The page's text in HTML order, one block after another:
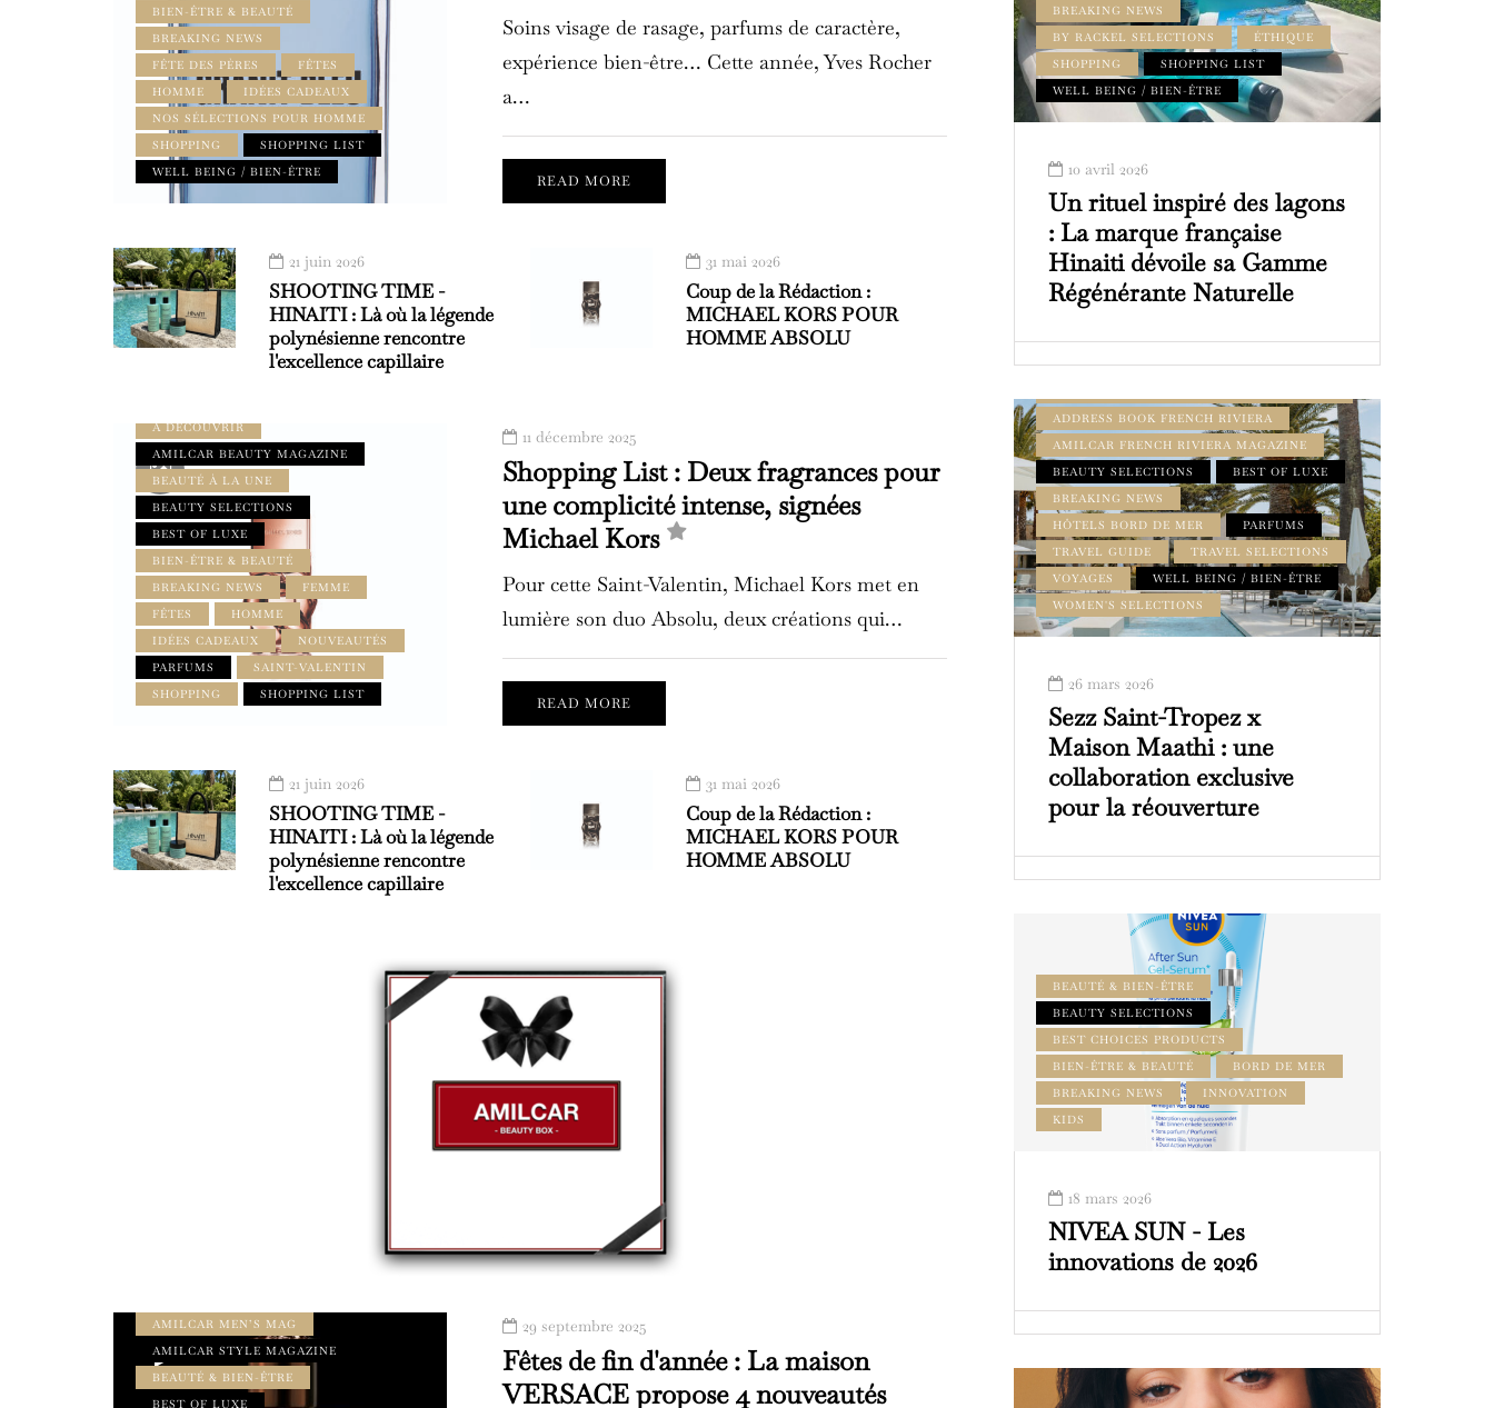
BIEN-ÊTRE & BEAUTÉ
BREAKING NEWS
FÊTE DES PÈRES
FÊTES
HOMME
IDÉES CADEAUX
NOS SÉLECTIONS POUR HOMME
SHOPPING
SHOPPING LIST
WELL BEING / BIEN-ÊTRE
Soins visage de rasage, parfums de caractère,
expérience bien-être… Cette année, Yves Rocher
a…
READ MORE
21 juin 2026
SHOOTING TIME -
HINAITI : Là où la légende
polynésienne rencontre
l'excellence capillaire
31 mai 2026
Coup de la Rédaction :
MICHAEL KORS POUR
HOMME ABSOLU
À DÉCOUVRIR
AMILCAR BEAUTY MAGAZINE
BEAUTÉ À LA UNE
BEAUTY SELECTIONS
BEST OF LUXE
BIEN-ÊTRE & BEAUTÉ
BREAKING NEWS
FEMME
FÊTES
HOMME
IDÉES CADEAUX
NOUVEAUTÉS
PARFUMS
SAINT-VALENTIN
SHOPPING
SHOPPING LIST
11 décembre 2025
Shopping List : Deux fragrances pour
une complicité intense, signées
Michael Kors
Pour cette Saint-Valentin, Michael Kors met en
lumière son duo Absolu, deux créations qui…
READ MORE
21 juin 2026
SHOOTING TIME -
HINAITI : Là où la légende
polynésienne rencontre
l'excellence capillaire
31 mai 2026
Coup de la Rédaction :
MICHAEL KORS POUR
HOMME ABSOLU
AMILCAR MEN’S MAG
AMILCAR STYLE MAGAZINE
BEAUTÉ & BIEN-ÊTRE
BEST OF LUXE
29 septembre 2025
Fêtes de fin d'année : La maison
VERSACE propose 4 nouveautés
BREAKING NEWS
BY RACKEL SELECTIONS
ÉTHIQUE
SHOPPING
SHOPPING LIST
WELL BEING / BIEN-ÊTRE
10 avril 2026
Un rituel inspiré des lagons
: La marque française
Hinaiti dévoile sa Gamme
Régénérante Naturelle
ADDRESS BOOK FRENCH RIVIERA
AMILCAR FRENCH RIVIERA MAGAZINE
BEAUTY SELECTIONS
BEST OF LUXE
BREAKING NEWS
HÔTELS BORD DE MER
PARFUMS
TRAVEL GUIDE
TRAVEL SELECTIONS
VOYAGES
WELL BEING / BIEN-ÊTRE
WOMEN'S SELECTIONS
26 mars 2026
Sezz Saint-Tropez x
Maison Maathi : une
collaboration exclusive
pour la réouverture
BEAUTÉ & BIEN-ÊTRE
BEAUTY SELECTIONS
BEST CHOICES PRODUCTS
BIEN-ÊTRE & BEAUTÉ
BORD DE MER
BREAKING NEWS
INNOVATION
KIDS
18 mars 2026
NIVEA SUN - Les
innovations de 2026